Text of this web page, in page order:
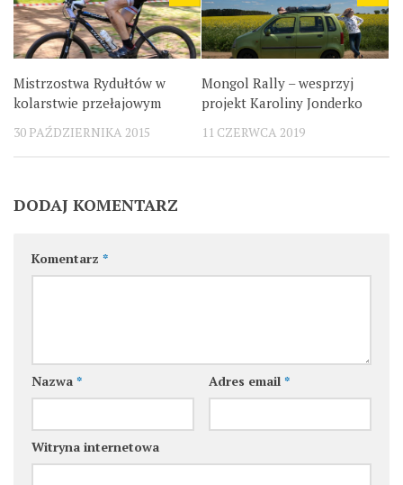
Mistrzostwa Rydułtów w
kolarstwie przełajowym
30 PAŹDZIERNIKA 2015
Mongol Rally – wesprzyj
projekt Karoliny Jonderko
11 CZERWCA 2019
DODAJ KOMENTARZ
Komentarz *
Nazwa * Adres email *
Witryna internetowa